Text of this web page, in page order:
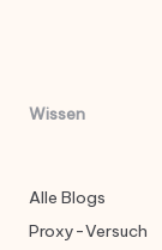
Wissen
Alle Blogs
Proxy-Versuch